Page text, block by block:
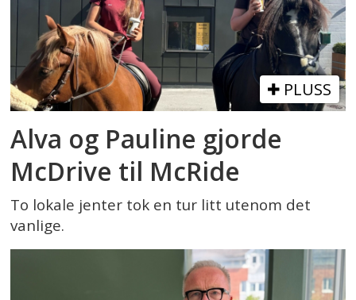
PLUSS
Alva og Pauline gjorde
McDrive til McRide
To lokale jenter tok en tur litt utenom det
vanlige.